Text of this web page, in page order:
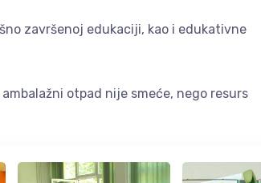
završenoj edukaciji, kao i edukativne
otpad nije smeće, nego resurs